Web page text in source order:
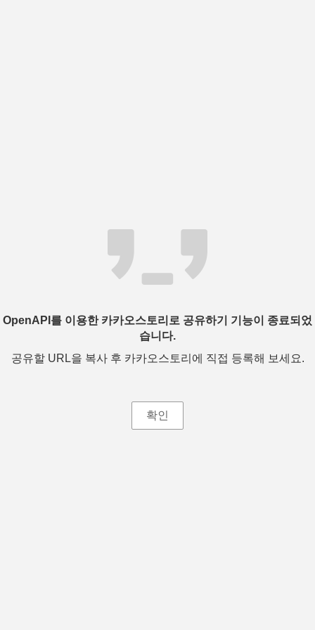
OpenAPI를 이용한 카카오스토리로 공유하기 기능이 종료되었
습니다.
공유할 URL을 복사 후 카카오스토리에 직접 등록해 보세요.
확인